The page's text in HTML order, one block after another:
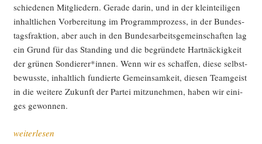
schie­de­nen Mit­glie­dern. Gera­de dar­in, und in der klein­tei­li­gen
inhalt­li­chen Vor­be­rei­tung im Pro­gramm­pro­zess, in der Bun­des­
tags­frak­ti­on, aber auch in den Bun­des­ar­beits­ge­mein­schaf­ten lag
ein Grund für das Stan­ding und die begrün­de­te Hart­nä­ckig­keit
der grü­nen Sondierer*innen. Wenn wir es schaf­fen, die­se selbst­
be­wuss­te, inhalt­lich fun­dier­te Gemein­sam­keit, die­sen Team­geist
in die wei­te­re Zukunft der Par­tei mit­zu­neh­men, haben wir eini­
ges gewonnen.
„Par­
weiterlesen